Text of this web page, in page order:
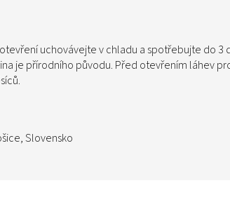
uchovávejte v chladu a spotřebujte do 3
je přírodního původu. Před otevřením láhev
Slovensko